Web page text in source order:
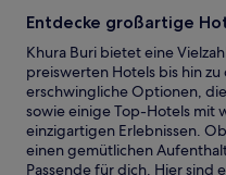
Entdecke großartige
Khura Buri bietet eine
preiswerten Hotels bis hin
erschwingliche Optionen,
sowie einige Top-Hotels mit
einzigartigen Erlebnissen.
einen gemütlichen
Passende für dich. Hier sind